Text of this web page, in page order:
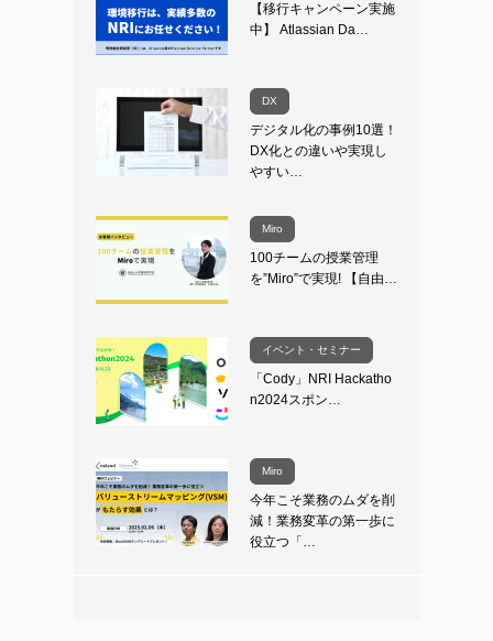
【移行キャンペーン実施
中】 Atlassian Da…
DX
デジタル化の事例10選！
DX化との違いや実現し
やすい…
Miro
100チームの授業管理
を”Miro”で実現! 【自由…
イベント・セミナー
「Cody」NRI Hackatho
n2024スポン…
Miro
今年こそ業務のムダを削
減！業務変革の第一歩に
役立つ「…